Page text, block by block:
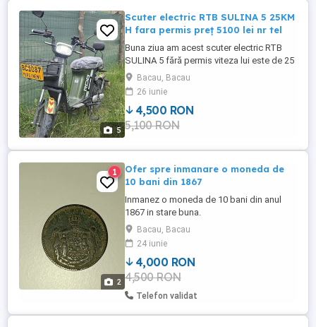
5
Scuter electric RTB SULINA 5 25KM
H fara permis preț 5100 lei nr tel
Buna ziua am acest scuter electric RTB
SULINA 5 fără permis viteza lui este de 25
km h nr de telefon pentru contact este rele
care pot răspunde si pot vb sunt
16,17,18,19,20, sau dacă osa sunați eu
osa vad apelul si va sun eu înapoi scuterul
este din BACAU MARGINENI si costa 5100
Bacau, Bacau
26 iunie
4,500 RON
5,100 RON
2
1
Ofer spre inmanare o moneda de
10 bani din 1867
Inmanez o moneda de 10 bani din anul
1867 in stare buna.
Bacau, Bacau
24 iunie
4,000 RON
4,500 RON
Telefon validat